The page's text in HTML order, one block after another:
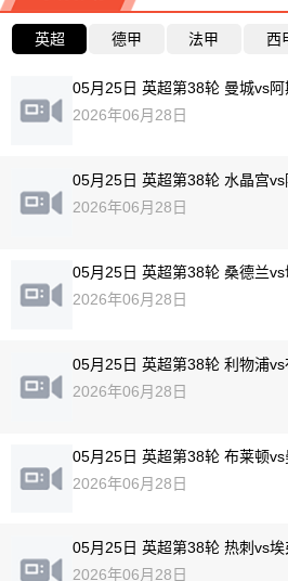
英超 德甲 法甲 西
05月25日 英超第38轮 曼城vs
2026年06月28日
05月25日 英超第38轮 水晶宫
2026年06月28日
05月25日 英超第38轮 桑德兰
2026年06月28日
05月25日 英超第38轮 利物浦
2026年06月28日
05月25日 英超第38轮 布莱顿
2026年06月28日
05月25日 英超第38轮 热刺vs
2026年06月28日